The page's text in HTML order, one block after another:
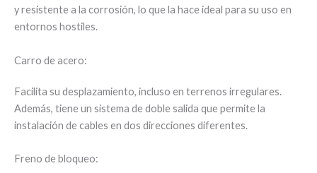
y resistente a la corrosión, lo que la hace ideal para su uso en
entornos hostiles.
Carro de acero:
Facilita su desplazamiento, incluso en terrenos irregulares.
Además, tiene un sistema de doble salida que permite la
instalación de cables en dos direcciones diferentes.
Freno de bloqueo: